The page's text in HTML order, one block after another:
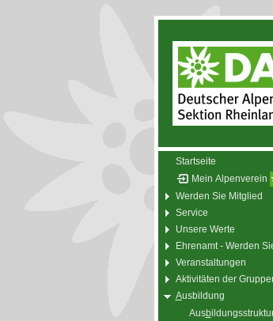
Startseite
Mein Alpenverein
Werden Sie Mitglied
Service
Unsere Werte
Ehrenamt - Werden
Veranstaltungen
Aktivitäten der
Ausbildung
Ausb